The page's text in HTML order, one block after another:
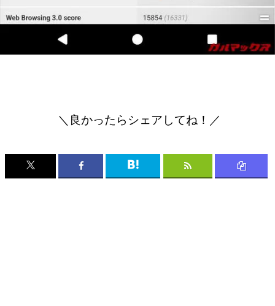
＼良かったらシェアしてね！／